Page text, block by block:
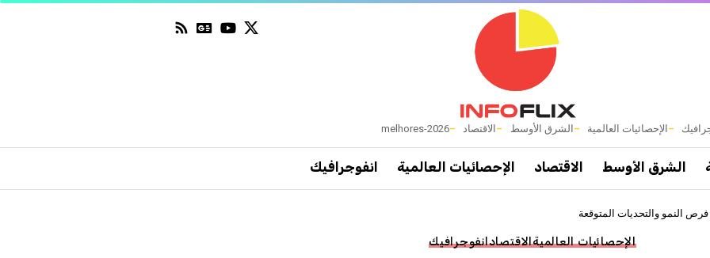
الإحصائيات العالمية الشرق الأوسط الاقتصاد melhores-2026
الشرق الأوسط الاقتصاد الإحصائيات العالمية انفوجرافيك
الإحصائيات العالميةالاقتصادانفوجرافيك